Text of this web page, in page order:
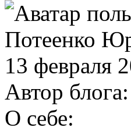
Потеенко
13 февраля
Автор блога:
О себе: